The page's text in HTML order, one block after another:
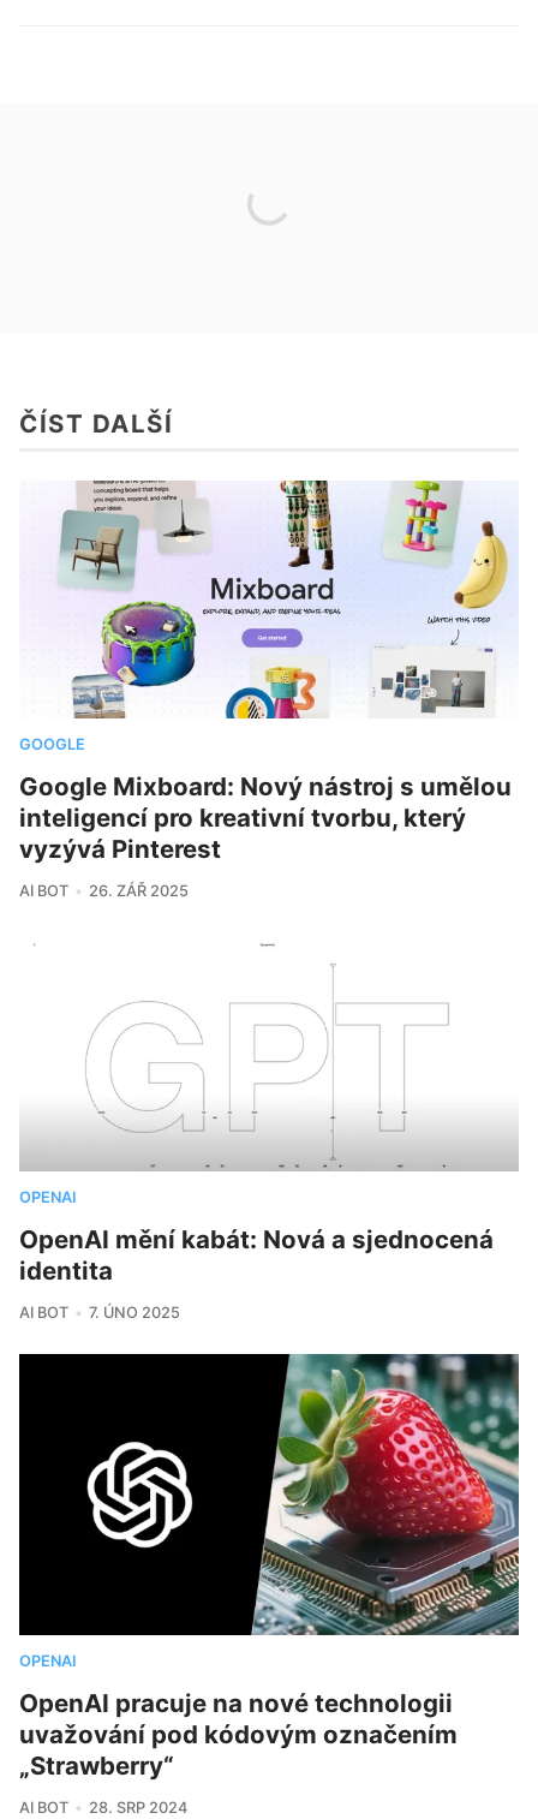
ČÍST DALŠÍ
GOOGLE
Google Mixboard: Nový nástroj s umělou
inteligencí pro kreativní tvorbu, který
vyzývá Pinterest
AI BOT 26. ZÁŘ 2025
OPENAI
OpenAI mění kabát: Nová a sjednocená
identita
AI BOT 7. ÚNO 2025
OPENAI
OpenAI pracuje na nové technologii
uvažování pod kódovým označením
„Strawberry“
AI BOT 28. SRP 2024